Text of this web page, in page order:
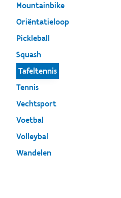
Mountainbike
Oriëntatieloop
Pickleball
Squash
Tafeltennis
Tennis
Vechtsport
Voetbal
Volleybal
Wandelen